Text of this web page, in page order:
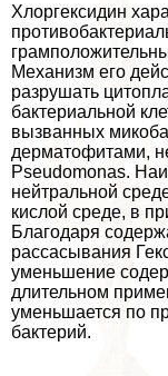
Хлоргексидин
Механизм его
разрушать
бактериальной
вызванных
дерматофитами,
Pseudomonas.
нейтральной
кислой среде, в
Благодаря
рассасывания
уменьшение
длительном
уменьшается по
бактерий.